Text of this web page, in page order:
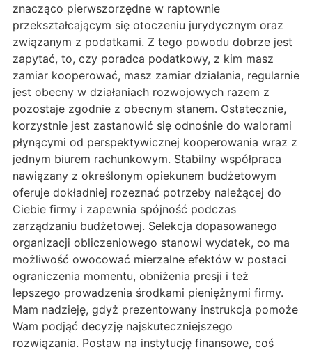
znacząco pierwszorzędne w raptownie
przekształcającym się otoczeniu jurydycznym oraz
związanym z podatkami. Z tego powodu dobrze jest
zapytać, to, czy poradca podatkowy, z kim masz
zamiar kooperować, masz zamiar działania, regularnie
jest obecny w działaniach rozwojowych razem z
pozostaje zgodnie z obecnym stanem. Ostatecznie,
korzystnie jest zastanowić się odnośnie do walorami
płynącymi od perspektywicznej kooperowania wraz z
jednym biurem rachunkowym. Stabilny współpraca
nawiązany z określonym opiekunem budżetowym
oferuje dokładniej rozeznać potrzeby należącej do
Ciebie firmy i zapewnia spójność podczas
zarządzaniu budżetowej. Selekcja dopasowanego
organizacji obliczeniowego stanowi wydatek, co ma
możliwość owocować mierzalne efektów w postaci
ograniczenia momentu, obniżenia presji i też
lepszego prowadzenia środkami pieniężnymi firmy.
Mam nadzieję, gdyż prezentowany instrukcja pomoże
Wam podjąć decyzję najskuteczniejszego
rozwiązania. Postaw na instytucję finansowe, coś